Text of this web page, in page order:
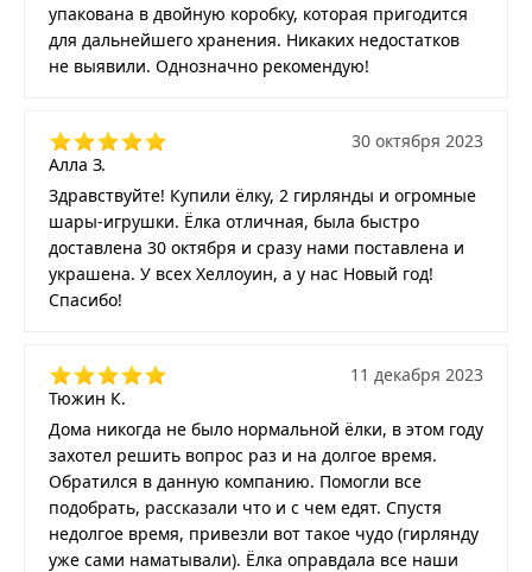
упакована в двойную коробку, которая пригодится
для дальнейшего хранения. Никаких недостатков
не выявили. Однозначно рекомендую!
Алла З.
30 октября 2023
Здравствуйте! Купили ёлку, 2 гирлянды и огромные
шары-игрушки. Ёлка отличная, была быстро
доставлена 30 октября и сразу нами поставлена и
украшена. У всех Хеллоуин, а у нас Новый год!
Спасибо!
Тюжин К.
11 декабря 2023
Дома никогда не было нормальной ёлки, в этом году
захотел решить вопрос раз и на долгое время.
Обратился в данную компанию. Помогли все
подобрать, рассказали что и с чем едят. Спустя
недолгое время, привезли вот такое чудо (гирлянду
уже сами наматывали). Ёлка оправдала все наши